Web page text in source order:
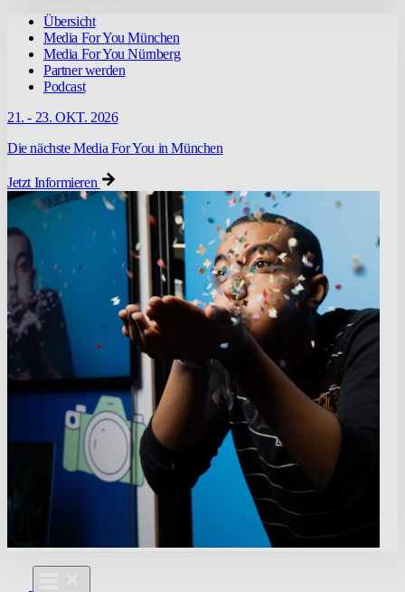
Übersicht
Media For You München
Media For You Nürnberg
Partner werden
Podcast
21. - 23. OKT. 2026
Die nächste Media For You in München
Jetzt Informieren